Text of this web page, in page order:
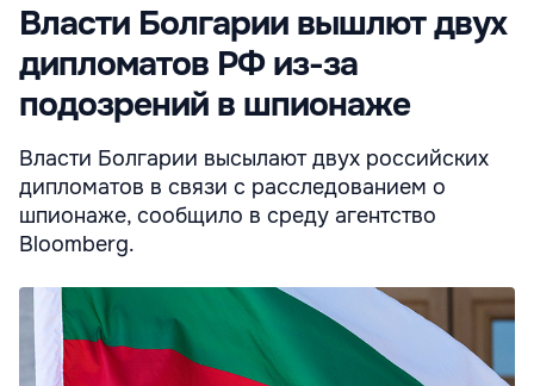
Власти Болгарии вышлют двух
дипломатов РФ из-за
подозрений в шпионаже
Власти Болгарии высылают двух российских
дипломатов в связи с расследованием о
шпионаже, сообщило в среду агентство
Bloomberg.